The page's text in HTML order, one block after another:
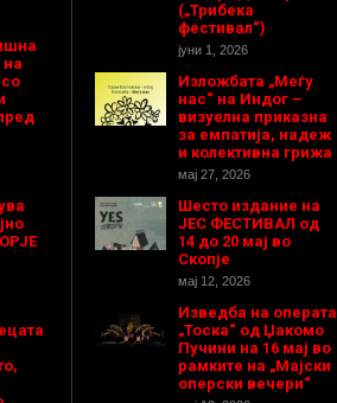
на
(„Трибека
фестивал“)
јуни 1, 2026
Изложбата „Меѓу
нас“ на Индог –
визуелна приказна
за емпатија, надеж
и колективна грижа
мај 27, 2026
Шесто издание на
ЈЕС ФЕСТИВАЛ од
14 до 20 мај во
Скопје
мај 12, 2026
Изведба на операта
„Тоска“ од Џакомо
Пучини на 16 мај во
рамките на „Мајски
оперски вечери“